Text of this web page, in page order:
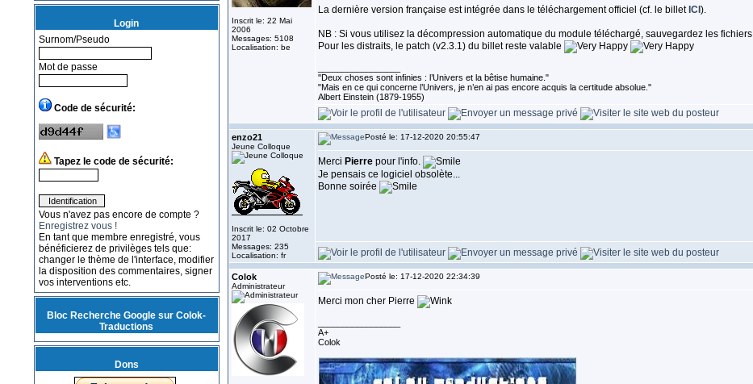
Login
Surnom/Pseudo
Mot de passe
Code de sécurité:
Tapez le code de sécurité:
Vous n'avez pas encore de compte ?
Enregistrez vous !
En tant que membre enregistré, vous
bénéficierez de privilèges tels que:
changer le thème de l'interface, modifier
la disposition des commentaires, signer
vos interventions etc.
Bloc Recherche Google sur Colok-
Traductions
Dons
Inscrit le: 22 Mai
2006
Messages: 5108
Localisation: be
La dernière version française est intégrée dans le téléchargement officiel (cf. le billet ICI ).
NB : Si vous utilisez la décompression automatique du module téléchargé, sauvegardez les fichiers
Pour les distraits, le patch (v2.3.1) du billet reste valable
''Deux choses sont infinies : l’Univers et la bêtise humaine."
"Mais en ce qui concerne l’Univers, je n’en ai pas encore acquis la certitude absolue.''
Albert Einstein (1879-1955)
enzo21
Jeune Colloque
Inscrit le: 02 Octobre
2017
Messages: 235
Localisation: fr
Posté le: 17-12-2020 20:55:47
Merci Pierrepour l'info.
Je pensais ce logiciel obsolète...
Bonne soirée
Colok
Administrateur
Posté le: 17-12-2020 22:34:39
Merci mon cher Pierre
A+
Colok